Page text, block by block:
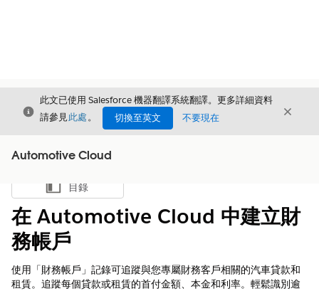
結束
此文已使用 Salesforce 機器翻譯系統翻譯。更多詳細資料
請參見此處。 切換至英文 不要現在 結束
Automotive Cloud
顯示目錄
目錄
在 Automotive Cloud 中建立財
務帳戶
使用「財務帳戶」記錄可追蹤與您專屬財務客戶相關的汽車貸款和
租賃。追蹤每個貸款或租賃的首付金額、本金和利率。輕鬆識別逾